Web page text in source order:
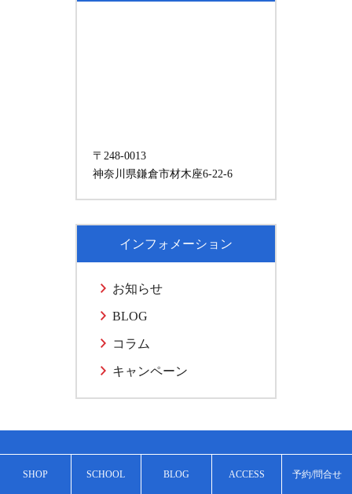
SHOP SCHOOL BLOG ACCESS 予約/問合せ
〒248-0013
神奈川県鎌倉市材木座6-22-6
インフォメーション
お知らせ
BLOG
コラム
キャンペーン
体験のご予約・お申込み・ご相談